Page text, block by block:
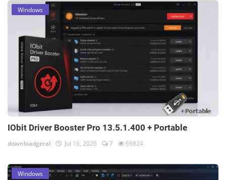
Windows
IObit Driver Booster Pro 13.5.1.400 + Portable
downloadgeral Jul 16, 2026 7 69824
Windows